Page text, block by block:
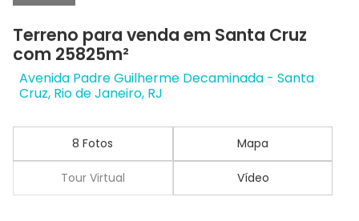
Terreno para venda em Santa Cruz
com 25825m²
Avenida Padre Guilherme Decaminada - Santa
Cruz, Rio de Janeiro, RJ
8 Fotos Mapa
Tour Virtual Vídeo